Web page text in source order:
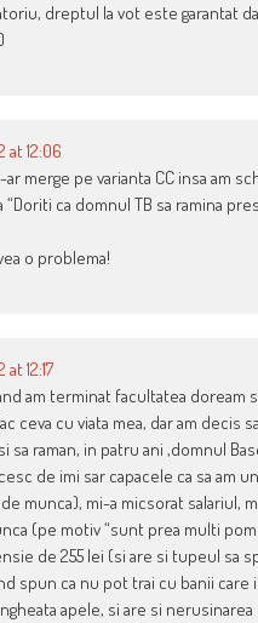
dreptul la vot este garantat
at 12:06
ar merge pe varianta CC insa am
ca domnul TB sa ramina
o problema!
at 12:17
am terminat facultatea doream
ceva cu viata mea, dar am decis
sa raman, in patru ani ,domnul
de imi sar capacele ca sa am
munca), mi-a micsorat salariul,
(pe motiv “sunt prea multi
de 255 lei (si are si tupeul sa
spun ca nu pot trai cu banii care
apele, si are si nerusinarea